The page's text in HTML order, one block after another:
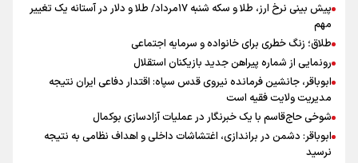
پیش بینی نرخ ارز، طلا و سکه شنبه ۱۷مرداد/ طلا و دلار در آستانه یک تغییر
مهم
طلاق؛ زنگ خطری برای خانواده و سرمایه اجتماعی
رونمایی از شماره پیراهن جدید بازیکنان استقلال
ابوباقر، جانشین فرمانده نیروی قدس سپاه: اقتدار دفاعی ایران نتیجه
مدیریت ولایت فقیه است
شوخی حاج‌قاسم با یک خبرنگار در عملیات آزادسازی بوکمال
ابوباقر: دشمن در براندازی، اغتشاشات داخلی و اهداف نظامی به نتیجه
نرسید